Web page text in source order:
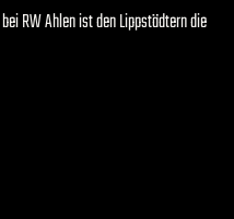
RW Ahlen ist den Lippstädtern die